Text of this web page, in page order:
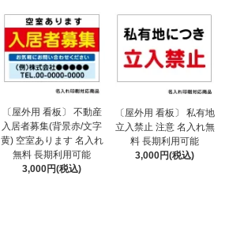
〔屋外用 看板〕 不動産
入居者募集(背景赤/文字
黄) 空室あります 名入れ
無料 長期利用可能
3,000円(税込)
〔屋外用 看板〕 私有地
立入禁止 注意 名入れ無
料 長期利用可能
3,000円(税込)